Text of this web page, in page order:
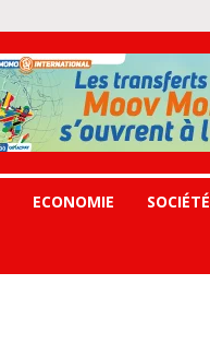
ECONOMIE SOCIÉTÉ